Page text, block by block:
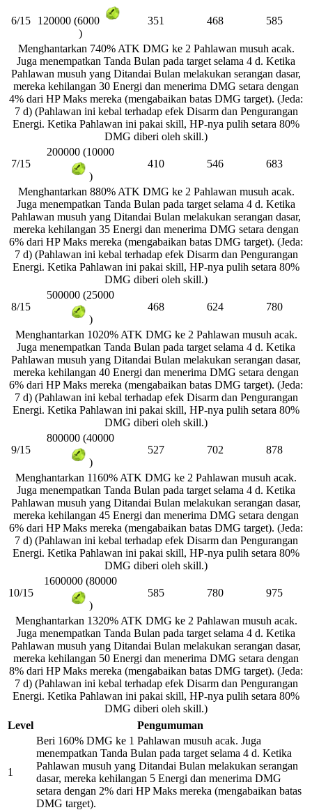
6/15
120000 (6000
)
351 468 585
Menghantarkan 740% ATK DMG ke 2 Pahlawan musuh acak.
Juga menempatkan Tanda Bulan pada target selama 4 d. Ketika
Pahlawan musuh yang Ditandai Bulan melakukan serangan dasar,
mereka kehilangan 30 Energi dan menerima DMG setara dengan
4% dari HP Maks mereka (mengabaikan batas DMG target). (Jeda:
7 d) (Pahlawan ini kebal terhadap efek Disarm dan Pengurangan
Energi. Ketika Pahlawan ini pakai skill, HP-nya pulih setara 80%
DMG diberi oleh skill.)
7/15
200000 (10000
)
410 546 683
Menghantarkan 880% ATK DMG ke 2 Pahlawan musuh acak.
Juga menempatkan Tanda Bulan pada target selama 4 d. Ketika
Pahlawan musuh yang Ditandai Bulan melakukan serangan dasar,
mereka kehilangan 35 Energi dan menerima DMG setara dengan
6% dari HP Maks mereka (mengabaikan batas DMG target). (Jeda:
7 d) (Pahlawan ini kebal terhadap efek Disarm dan Pengurangan
Energi. Ketika Pahlawan ini pakai skill, HP-nya pulih setara 80%
DMG diberi oleh skill.)
8/15
500000 (25000
)
468 624 780
Menghantarkan 1020% ATK DMG ke 2 Pahlawan musuh acak.
Juga menempatkan Tanda Bulan pada target selama 4 d. Ketika
Pahlawan musuh yang Ditandai Bulan melakukan serangan dasar,
mereka kehilangan 40 Energi dan menerima DMG setara dengan
6% dari HP Maks mereka (mengabaikan batas DMG target). (Jeda:
7 d) (Pahlawan ini kebal terhadap efek Disarm dan Pengurangan
Energi. Ketika Pahlawan ini pakai skill, HP-nya pulih setara 80%
DMG diberi oleh skill.)
9/15
800000 (40000
)
527 702 878
Menghantarkan 1160% ATK DMG ke 2 Pahlawan musuh acak.
Juga menempatkan Tanda Bulan pada target selama 4 d. Ketika
Pahlawan musuh yang Ditandai Bulan melakukan serangan dasar,
mereka kehilangan 45 Energi dan menerima DMG setara dengan
6% dari HP Maks mereka (mengabaikan batas DMG target). (Jeda:
7 d) (Pahlawan ini kebal terhadap efek Disarm dan Pengurangan
Energi. Ketika Pahlawan ini pakai skill, HP-nya pulih setara 80%
DMG diberi oleh skill.)
10/15
1600000 (80000
)
585 780 975
Menghantarkan 1320% ATK DMG ke 2 Pahlawan musuh acak.
Juga menempatkan Tanda Bulan pada target selama 4 d. Ketika
Pahlawan musuh yang Ditandai Bulan melakukan serangan dasar,
mereka kehilangan 50 Energi dan menerima DMG setara dengan
8% dari HP Maks mereka (mengabaikan batas DMG target). (Jeda:
7 d) (Pahlawan ini kebal terhadap efek Disarm dan Pengurangan
Energi. Ketika Pahlawan ini pakai skill, HP-nya pulih setara 80%
DMG diberi oleh skill.)
Level
Pengumuman
1
Beri 160% DMG ke 1 Pahlawan musuh acak. Juga
menempatkan Tanda Bulan pada target selama 4 d. Ketika
Pahlawan musuh yang Ditandai Bulan melakukan serangan
dasar, mereka kehilangan 5 Energi dan menerima DMG
setara dengan 2% dari HP Maks mereka (mengabaikan batas
DMG target).